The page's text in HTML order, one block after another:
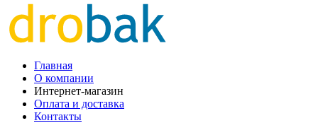
Главная
О компании
Интернет-магазин
Оплата и доставка
Контакты